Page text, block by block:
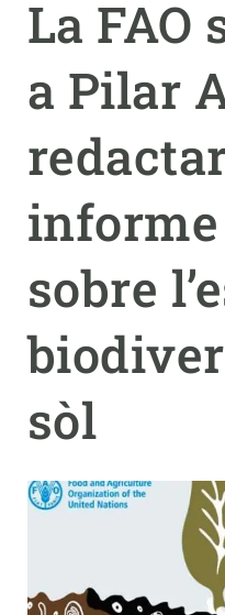
La FAO
a Pilar
sobre
sòl
menu
RECERCA
CIÈNCIA EN ACCIÓ
NOTÍCIES I AGENDA